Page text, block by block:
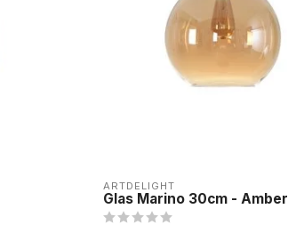
ARTDELIGHT
Glas Marino 30cm - Amber